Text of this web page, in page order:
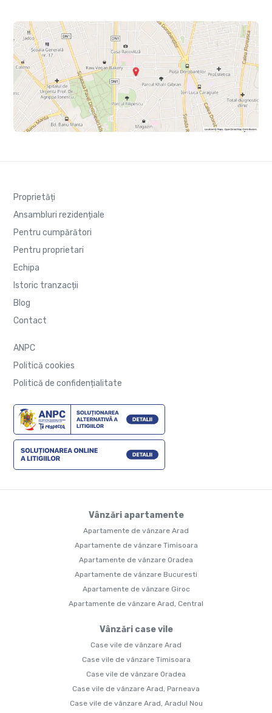
Proprietăți
Ansambluri rezidențiale
Pentru cumpărători
Pentru proprietari
Echipa
Istoric tranzacții
Blog
Contact
ANPC
Politică cookies
Politică de confidențialitate
Vânzări apartamente
Apartamente de vânzare Arad
Apartamente de vânzare Timisoara
Apartamente de vânzare Oradea
Apartamente de vânzare Bucuresti
Apartamente de vânzare Giroc
Apartamente de vânzare Arad, Central
Vânzări case vile
Case vile de vânzare Arad
Case vile de vânzare Timisoara
Case vile de vânzare Oradea
Case vile de vânzare Arad, Parneava
Case vile de vânzare Arad, Aradul Nou